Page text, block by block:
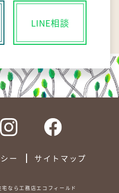
LINE相談
ー サイトマップ
なら工務店エコフィールド